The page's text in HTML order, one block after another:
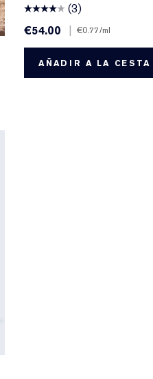
(3)
€54.00
€0.77/ml
AÑADIR A LA CESTA